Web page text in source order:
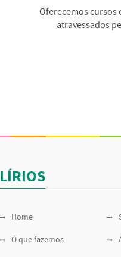
Oferecemos cursos
atravessados
LÍRIOS
Home
O que fazemos